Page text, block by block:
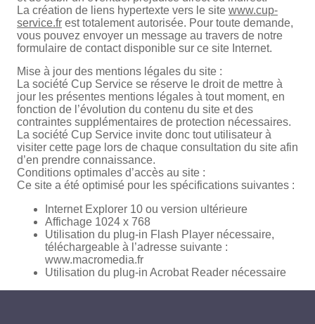
La création de liens hypertexte vers le site www.cup-
service.fr est totalement autorisée. Pour toute demande,
vous pouvez envoyer un message au travers de notre
formulaire de contact disponible sur ce site Internet.
Mise à jour des mentions légales du site :
La société Cup Service se réserve le droit de mettre à
jour les présentes mentions légales à tout moment, en
fonction de l’évolution du contenu du site et des
contraintes supplémentaires de protection nécessaires.
La société Cup Service invite donc tout utilisateur à
visiter cette page lors de chaque consultation du site afin
d’en prendre connaissance.
Conditions optimales d’accès au site :
Ce site a été optimisé pour les spécifications suivantes :
Internet Explorer 10 ou version ultérieure
Affichage 1024 x 768
Utilisation du plug-in Flash Player nécessaire,
téléchargeable à l’adresse suivante :
www.macromedia.fr
Utilisation du plug-in Acrobat Reader nécessaire